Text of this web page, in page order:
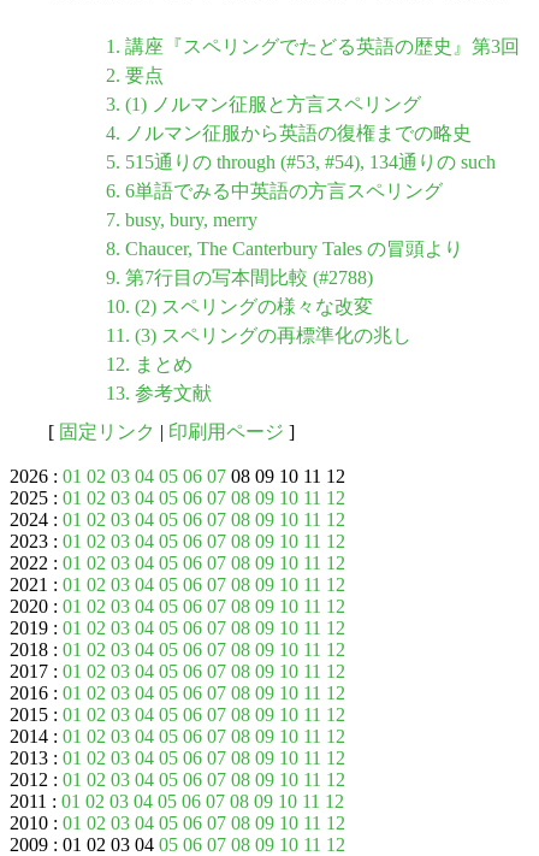
1. 講座『スペリングでたどる英語の歴史』第3回
2. 要点
3. (1) ノルマン征服と方言スペリング
4. ノルマン征服から英語の復権までの略史
5. 515通りの through (#53, #54), 134通りの such
6. 6単語でみる中英語の方言スペリング
7. busy, bury, merry
8. Chaucer, The Canterbury Tales の冒頭より
9. 第7行目の写本間比較 (#2788)
10. (2) スペリングの様々な改変
11. (3) スペリングの再標準化の兆し
12. まとめ
13. 参考文献
[ 固定リンク | 印刷用ページ ]
2026 : 01 02 03 04 05 06 07 08 09 10 11 12
2025 : 01 02 03 04 05 06 07 08 09 10 11 12
2024 : 01 02 03 04 05 06 07 08 09 10 11 12
2023 : 01 02 03 04 05 06 07 08 09 10 11 12
2022 : 01 02 03 04 05 06 07 08 09 10 11 12
2021 : 01 02 03 04 05 06 07 08 09 10 11 12
2020 : 01 02 03 04 05 06 07 08 09 10 11 12
2019 : 01 02 03 04 05 06 07 08 09 10 11 12
2018 : 01 02 03 04 05 06 07 08 09 10 11 12
2017 : 01 02 03 04 05 06 07 08 09 10 11 12
2016 : 01 02 03 04 05 06 07 08 09 10 11 12
2015 : 01 02 03 04 05 06 07 08 09 10 11 12
2014 : 01 02 03 04 05 06 07 08 09 10 11 12
2013 : 01 02 03 04 05 06 07 08 09 10 11 12
2012 : 01 02 03 04 05 06 07 08 09 10 11 12
2011 : 01 02 03 04 05 06 07 08 09 10 11 12
2010 : 01 02 03 04 05 06 07 08 09 10 11 12
2009 : 01 02 03 04 05 06 07 08 09 10 11 12